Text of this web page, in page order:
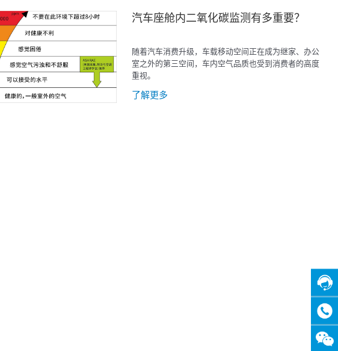
在线
客服
咨询
热线
汽车座舱内二氧化碳监测有多重要？
随着汽车消费升级，车载移动空间正在成为继家、办公
室之外的第三空间，车内空气品质也受到消费者的高度
重视。
了解更多